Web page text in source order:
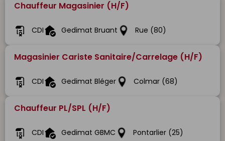
Chauffeur Magasinier (H/F)
CDI Gedimat Bruant Rue (80)
Magasinier Cariste Sanitaire/Carrelage (H/F)
CDI Gedimat Bléger Colmar (68)
Chauffeur PL/SPL (H/F)
CDI Gedimat GBMC Pontarlier (25)